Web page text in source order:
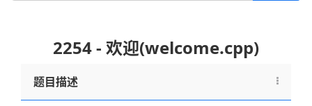
2254 - 欢迎(welcome.cpp)
题目描述